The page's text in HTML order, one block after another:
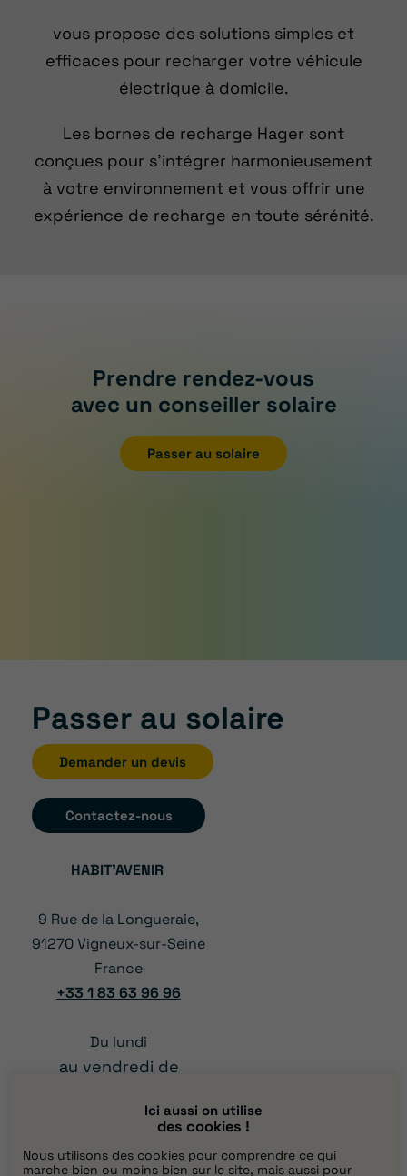
Ici aussi on utilise
des cookies !
Nous utilisons des cookies pour comprendre ce qui
marche bien ou moins bien sur le site, mais aussi pour
vous propose des solutions simples et
efficaces pour recharger votre véhicule
électrique à domicile.
Les bornes de recharge Hager sont
conçues pour s’intégrer harmonieusement
à votre environnement et vous offrir une
expérience de recharge en toute sérénité.
Prendre rendez-vous
avec un conseiller solaire
Passer au solaire
Passer au solaire
Demander un devis
Contactez-nous
HABIT’AVENIR
9 Rue de la Longueraie,
91270 Vigneux-sur-Seine
France
+33 1 83 63 96 96
Du lundi
au vendredi de